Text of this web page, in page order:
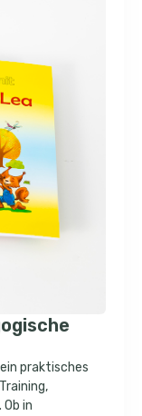
praktisches
in